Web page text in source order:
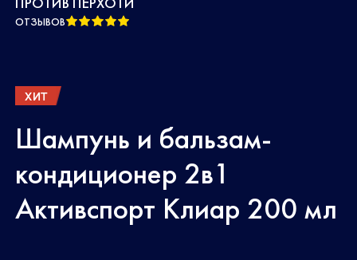
ОТЗЫВОВ
ХИТ
Шампунь и бальзам-
кондиционер 2в1
Активспорт Клиар 200 мл